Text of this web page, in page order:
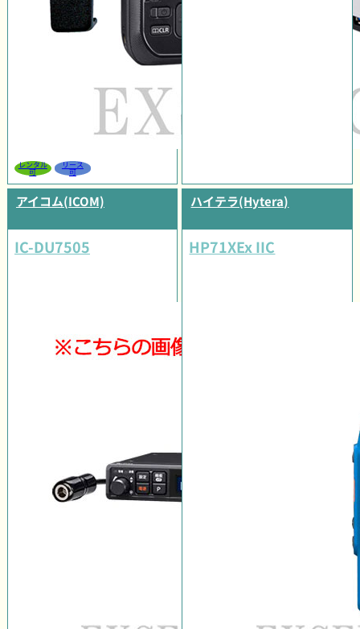
レンタル
可
リース
可
アイコム(ICOM)
IC-DU7505
ハイテラ(Hytera)
HP71XEx IIC